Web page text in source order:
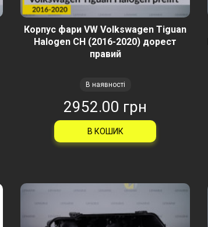
Корпус фари VW Volkswagen Tiguan
Halogen CH (2016-2020) дорест
правий
В наявності
2952.00 грн
В КОШИК